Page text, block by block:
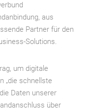
aus
Partner für den
Solutions.
um digitale
„die schnellste
Daten unserer
über